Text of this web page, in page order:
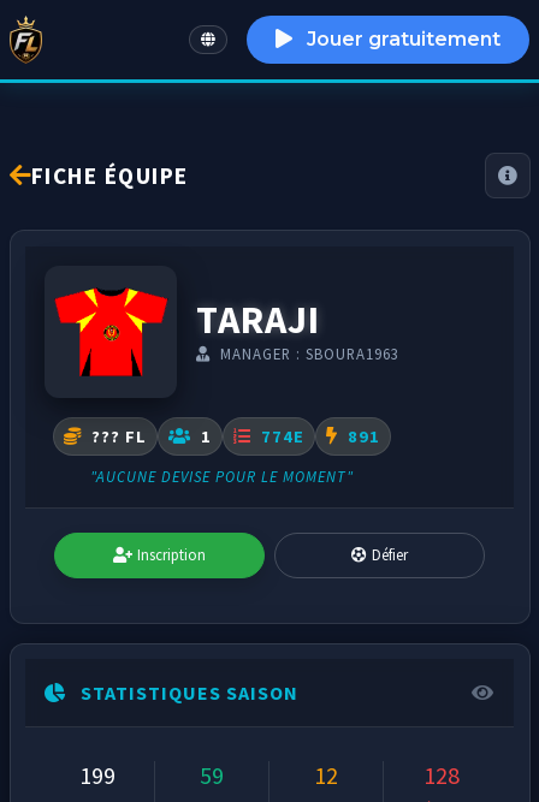
English Jouer gratuitement
FICHE ÉQUIPE
TARAJI
MANAGER : SBOURA1963
??? FL 1 774E 891
"AUCUNE DEVISE POUR LE MOMENT"
Inscription Défier
STATISTIQUES SAISON
199 59 12 128